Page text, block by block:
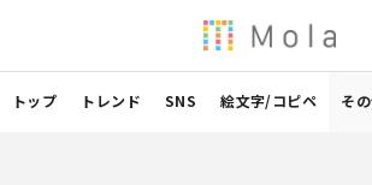
トップ トレンド SNS 絵文字/コピペ そ